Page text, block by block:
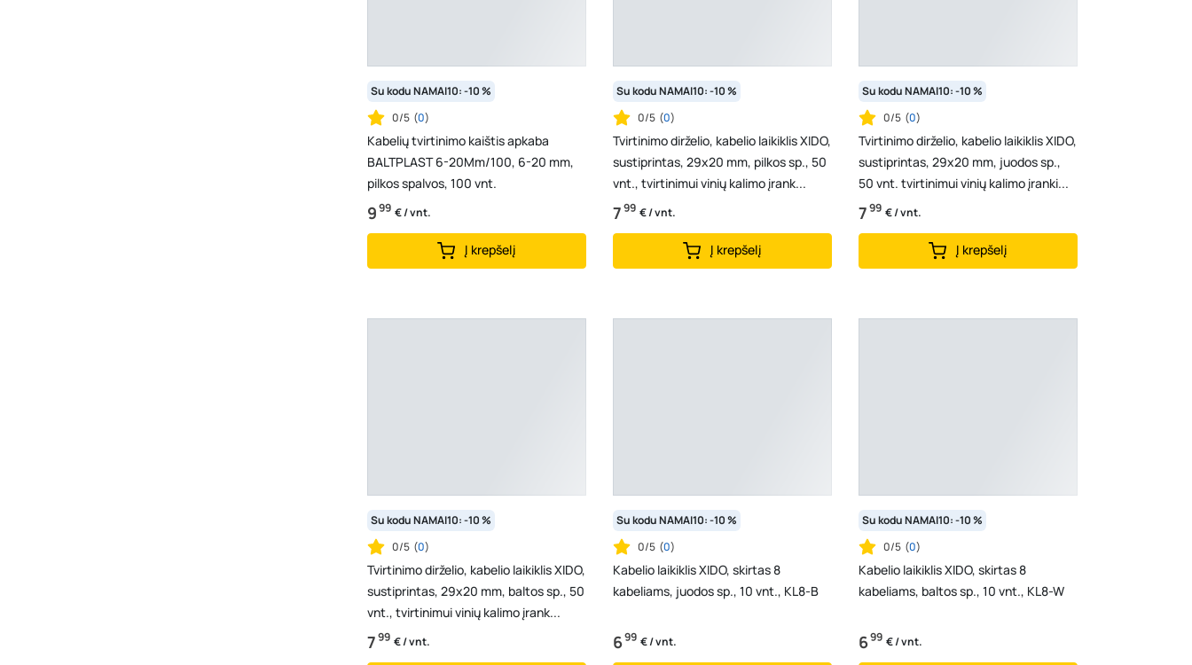
Su kodu NAMAI10: -10 %
0/5 (0)
Kabelių tvirtinimo kaištis apkaba
BALTPLAST 6-20Mm/100, 6-20 mm,
pilkos spalvos, 100 vnt.
999 € / vnt.
Į krepšelį
Su kodu NAMAI10: -10 %
0/5 (0)
Tvirtinimo dirželio, kabelio laikiklis XIDO,
sustiprintas, 29x20 mm, pilkos sp., 50
vnt., tvirtinimui vinių kalimo įrank...
799 € / vnt.
Į krepšelį
Su kodu NAMAI10: -10 %
0/5 (0)
Tvirtinimo dirželio, kabelio laikiklis XIDO,
sustiprintas, 29x20 mm, juodos sp.,
50 vnt. tvirtinimui vinių kalimo įranki...
799 € / vnt.
Į krepšelį
Su kodu NAMAI10: -10 %
0/5 (0)
Tvirtinimo dirželio, kabelio laikiklis XIDO,
sustiprintas, 29x20 mm, baltos sp., 50
vnt., tvirtinimui vinių kalimo įrank...
799 € / vnt.
Su kodu NAMAI10: -10 %
0/5 (0)
Kabelio laikiklis XIDO, skirtas 8
kabeliams, juodos sp., 10 vnt., KL8-B
699 € / vnt.
Su kodu NAMAI10: -10 %
0/5 (0)
Kabelio laikiklis XIDO, skirtas 8
kabeliams, baltos sp., 10 vnt., KL8-W
699 € / vnt.